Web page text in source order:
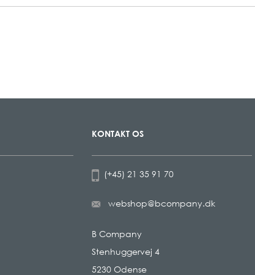
KONTAKT OS
(+45) 21 35 91 70
webshop@bcompany.dk
B Company
Stenhuggervej 4
5230 Odense